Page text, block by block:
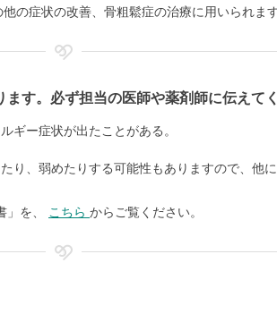
の症状の改善、骨粗鬆症の治療に用いられます
す。必ず担当の医師や薬剤師に伝えてく
ギー症状が出たことがある。
り、弱めたりする可能性もありますので、他
」を、
こちら からご覧ください。